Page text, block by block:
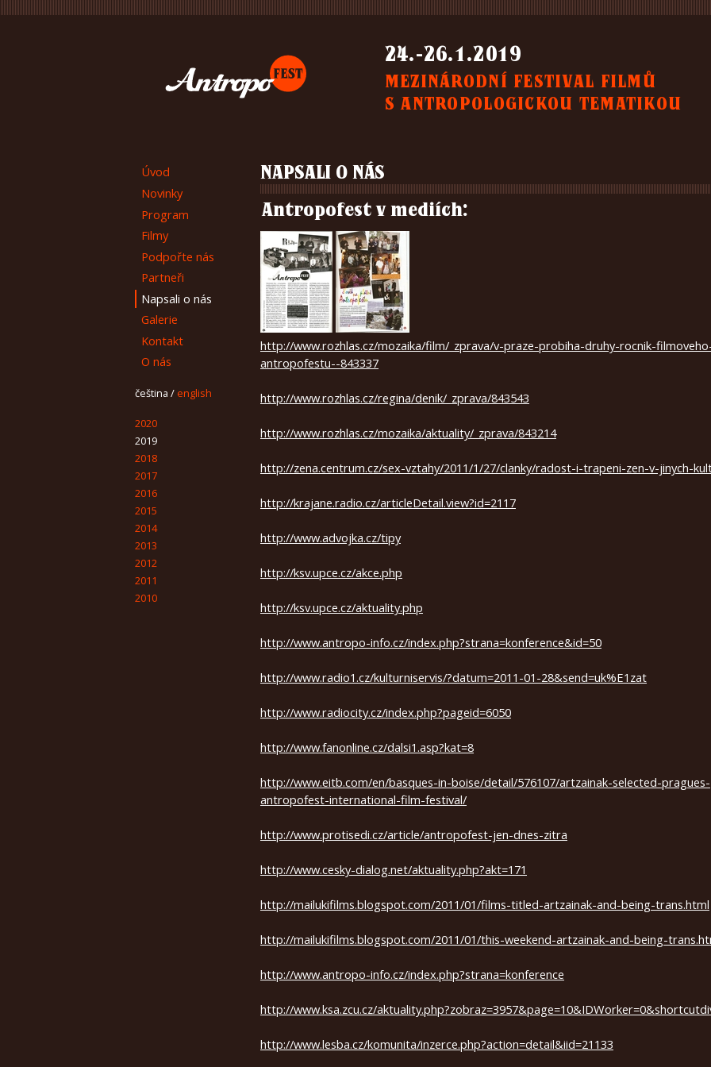
24.-26.1.2019
MEZINÁRODNÍ FESTIVAL FILMŮ
S ANTROPOLOGICKOU TEMATIKOU
Úvod
Novinky
Program
Filmy
Podpořte nás
Partneři
Napsali o nás
Galerie
Kontakt
O nás
čeština / english
2020
2019
2018
2017
2016
2015
2014
2013
2012
2011
2010
NAPSALI O NÁS
Antropofest v mediích:
http://www.rozhlas.cz/mozaika/film/_zprava/v-praze-probiha-druhy-rocnik-
antropofestu--843337
http://www.rozhlas.cz/regina/denik/_zprava/843543
http://www.rozhlas.cz/mozaika/aktuality/_zprava/843214
http://zena.centrum.cz/sex-vztahy/2011/1/27/clanky/radost-i-trapeni-zen-v-jinych-
http://krajane.radio.cz/articleDetail.view?id=2117
http://www.advojka.cz/tipy
http://ksv.upce.cz/akce.php
http://ksv.upce.cz/aktuality.php
http://www.antropo-info.cz/index.php?strana=konference&id=50
http://www.radio1.cz/kulturniservis/?datum=2011-01-28&send=uk%E1zat
http://www.radiocity.cz/index.php?pageid=6050
http://www.fanonline.cz/dalsi1.asp?kat=8
http://www.eitb.com/en/basques-in-boise/detail/576107/artzainak-selected-pragues-
antropofest-international-film-festival/
http://www.protisedi.cz/article/antropofest-jen-dnes-zitra
http://www.cesky-dialog.net/aktuality.php?akt=171
http://mailukifilms.blogspot.com/2011/01/films-titled-artzainak-and-being-trans.html
http://mailukifilms.blogspot.com/2011/01/this-weekend-artzainak-and-being-
http://www.antropo-info.cz/index.php?strana=konference
http://www.ksa.zcu.cz/
http://www.lesba.cz/komunita/inzerce.php?action=detail&iid=21133